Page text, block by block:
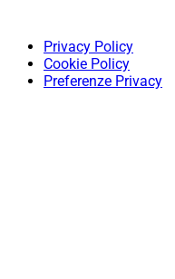
Privacy Policy
Cookie Policy
Preferenze Privacy